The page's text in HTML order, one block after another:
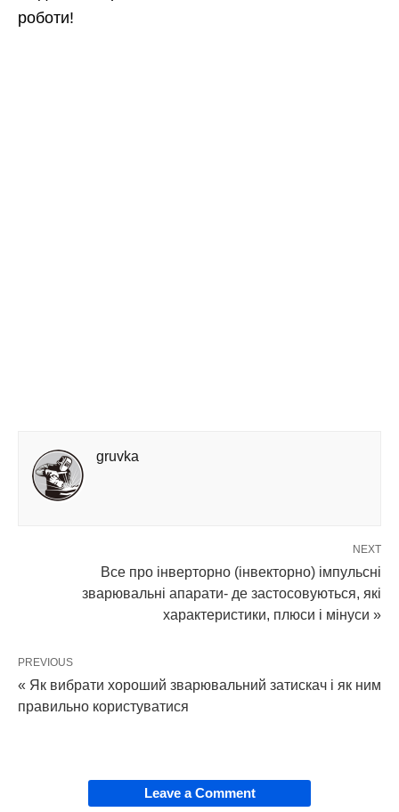
роботи!
gruvka
NEXT
Все про інверторно (інвекторно) імпульсні
зварювальні апарати- де застосовуються, які
характеристики, плюси і мінуси »
PREVIOUS
« Як вибрати хороший зварювальний затискач і як ним
правильно користуватися
Leave a Comment